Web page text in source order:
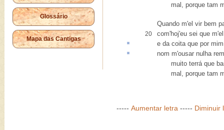
Glossário
Mapa das Cantigas
mal, porque tam
Quando m'el vir bem
20
com'hoj'eu sei que
e da coitaque por
nom m'ousar nulha rem
muito terrá que
mal, porque tam
----- Aumentar letra ----- Diminuir